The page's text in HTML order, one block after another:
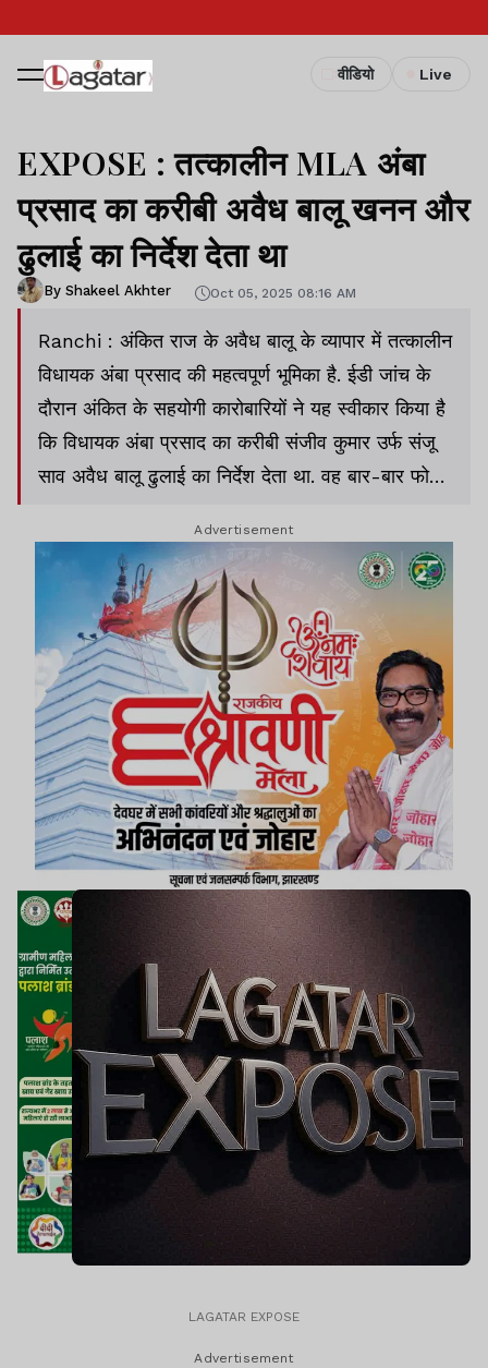
वीडियो Live
EXPOSE : तत्कालीन MLA अंबा
प्रसाद का करीबी अवैध बालू खनन और
ढुलाई का निर्देश देता था
By Shakeel Akhter Oct 05, 2025 08:16 AM
Ranchi : अंकित राज के अवैध बालू के व्यापार में तत्कालीन
विधायक अंबा प्रसाद की महत्वपूर्ण भूमिका है. ईडी जांच के
दौरान अंकित के सहयोगी कारोबारियों ने यह स्वीकार किया है
कि विधायक अंबा प्रसाद का करीबी संजीव कुमार उर्फ संजू
साव अवैध बालू ढुलाई का निर्देश देता था. वह बार-बार फोन
ने अंकित राज के अवैध बालू के साम्राज्य की जांच के जुड़े
दस्तावेज में इन तथ्यों का उल्लेख किया है.
Advertisement
LAGATAR EXPOSE
Advertisement